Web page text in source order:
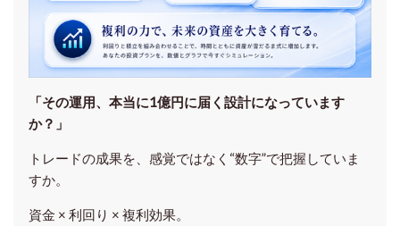
「その運用、本当に1億円に届く設計になっています
か？」
トレードの成果を、感覚ではなく“数字”で把握していま
すか。
資金 × 利回り × 複利効果。